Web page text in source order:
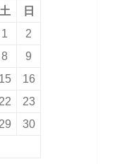
土
日
1
2
8
9
15
16
22
23
29
30